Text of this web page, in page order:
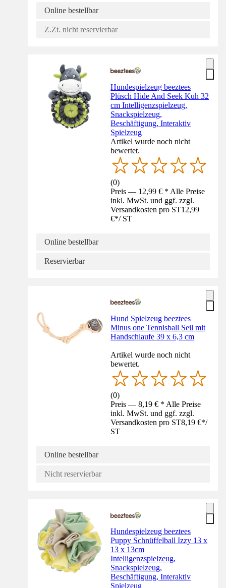
Online bestellbar
Z.Zt. nicht reservierbar
Hundespielzeug beeztees
Plüsch Hide And Seek Kuh 32
cm Intelligenzspielzeug,
Snackspielzeug,
Beschäftigung, Interaktiv
Spielzeug
Artikel wurde noch nicht
bewertet.
(0)
Preis — 12,99 € * Alle Preise
inkl. MwSt. und ggf. zzgl.
Versandkosten pro ST12,99
€*/ ST
Online bestellbar
Reservierbar
Hund Spielzeug beeztees
Minus one Tennisball Seil mit
Handschlaufe 39 x 6,3 cm
Artikel wurde noch nicht
bewertet.
(0)
Preis — 8,19 € * Alle Preise
inkl. MwSt. und ggf. zzgl.
Versandkosten pro ST8,19 €*/
ST
Online bestellbar
Nicht reservierbar
Hundespielzeug beeztees
Puppy Schnüffelball Izzy 13 x
13 x 13cm
Intelligenzspielzeug,
Snackspielzeug,
Beschäftigung, Interaktiv
Spielzeug